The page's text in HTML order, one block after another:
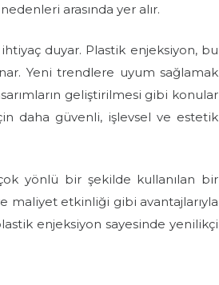
arasında yer alır.
duyar. Plastik enjeksiyon, bu
Yeni trendlere uyum sağlamak
geliştirilmesi gibi konular
daha güvenli, işlevsel ve estetik
yönlü bir şekilde kullanılan bir
maliyet etkinliği gibi avantajlarıyla
enjeksiyon sayesinde yenilikçi